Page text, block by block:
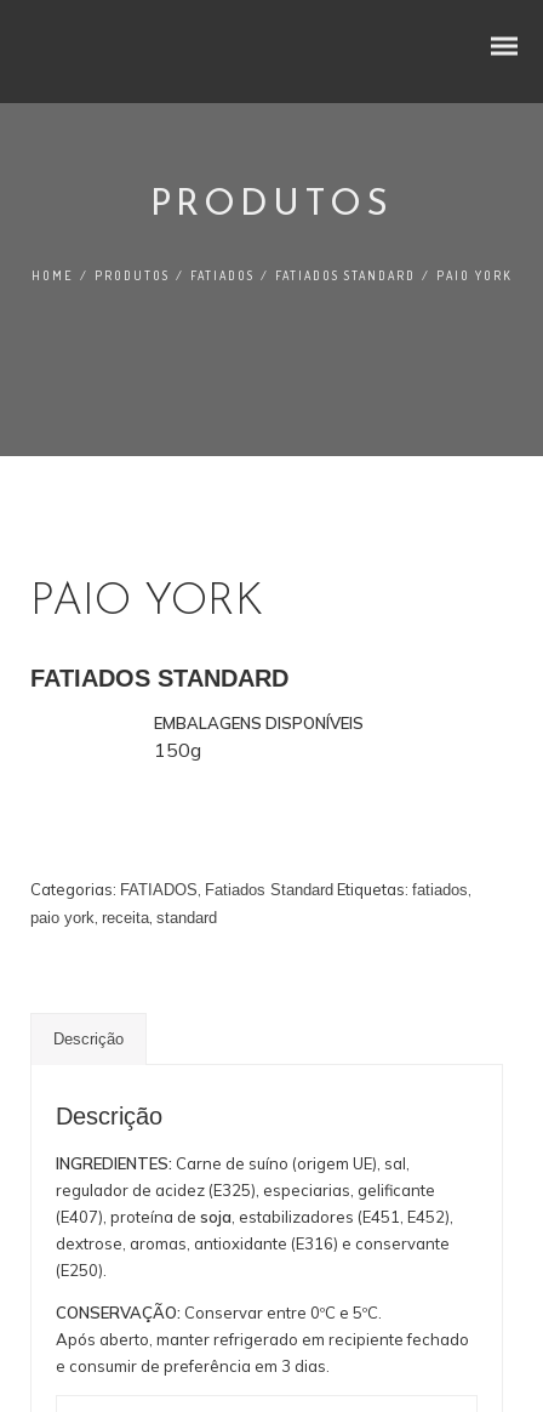
PROFISSIONAL
PRODUTOS
HOME / PRODUTOS / FATIADOS / FATIADOS STANDARD / PAIO YORK
PAIO YORK
FATIADOS STANDARD
EMBALAGENS DISPONÍVEIS
150g
Categorias: FATIADOS Fatiados Standard Etiquetas: fatiados
paio york receita standard
Descrição
Descrição
INGREDIENTES: Carne de suíno (origem UE), sal,
regulador de acidez (E325), especiarias, gelificante
(E407), proteína de soja , estabilizadores (E451, E452),
dextrose, aromas, antioxidante (E316) e conservante
(E250).
CONSERVAÇÃO: Conservar entre 0ºC e 5ºC.
Após aberto, manter refrigerado em recipiente fechado
e consumir de preferência em 3 dias.